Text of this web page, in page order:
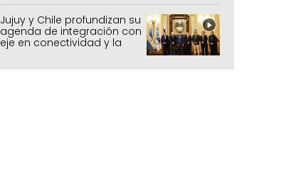
Jujuy y Chile profundizan su
agenda de integración con
eje en conectividad y la
mejora del Paso de Jama